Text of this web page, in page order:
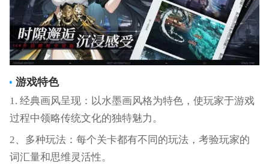
游戏特色
1. 经典画风呈现：以水墨画风格为特色，使玩家于游戏
过程中领略传统文化的独特魅力。
2、多种玩法：每个关卡都有不同的玩法，考验玩家的
词汇量和思维灵活性。